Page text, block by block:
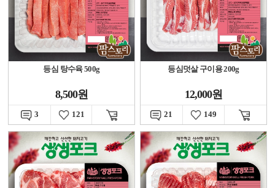
등심 탕수육 500g
8,500원
3 121
등심덧살 구이용 200g
12,000원
21 149